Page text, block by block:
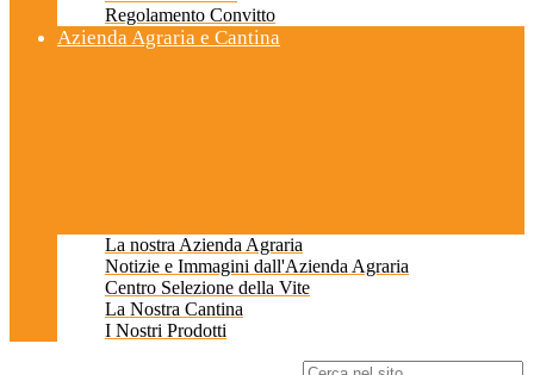
Regolamento Convitto
Azienda Agraria e Cantina
La nostra Azienda Agraria
Notizie e Immagini dall'Azienda Agraria
Centro Selezione della Vite
La Nostra Cantina
I Nostri Prodotti